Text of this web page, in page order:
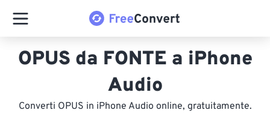
OPUS da FONTE a iPhone
Audio
Converti OPUS in iPhone Audio online, gratuitamente.